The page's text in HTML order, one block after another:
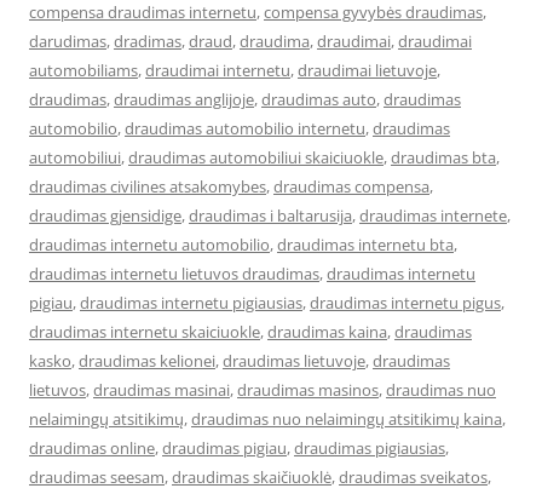
compensa draudimas internetu,compensa gyvybės draudimas,
darudimas,dradimas,draud,draudima,draudimai,draudimai
automobiliams,draudimai internetu,draudimai lietuvoje,
draudimas,draudimas anglijoje,draudimas auto,draudimas
automobilio,draudimas automobilio internetu,draudimas
automobiliui,draudimas automobiliui skaiciuokle,draudimas bta,
draudimas civilines atsakomybes,draudimas compensa,
draudimas gjensidige,draudimas i baltarusija,draudimas internete,
draudimas internetu automobilio,draudimas internetu bta,
draudimas internetu lietuvos draudimas,draudimas internetu
pigiau,draudimas internetu pigiausias,draudimas internetu pigus,
draudimas internetu skaiciuokle,draudimas kaina,draudimas
kasko,draudimas kelionei,draudimas lietuvoje,draudimas
lietuvos,draudimas masinai,draudimas masinos,draudimas nuo
nelaimingų atsitikimų,draudimas nuo nelaimingų atsitikimų kaina,
draudimas online,draudimas pigiau,draudimas pigiausias,
draudimas seesam,draudimas skaičiuoklė,draudimas sveikatos,